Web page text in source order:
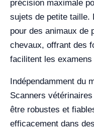
précision maximale
sujets de petite taille.
pour des animaux de
chevaux, offrant des
facilitent les
Indépendamment du
Scanners
être robustes et
efficacement dans